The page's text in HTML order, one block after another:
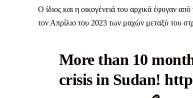
Ο ίδιος και η οικογένειά του αρχικά έφυγαν
τον Απρίλιο του 2023 των μαχών μεταξύ του
More than 10
crisis in Sudan!